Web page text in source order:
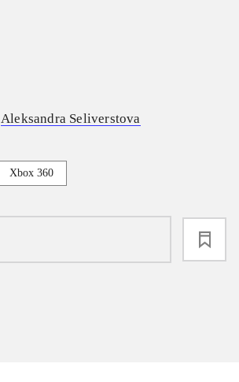
Aleksandra Seliverstova
Xbox 360